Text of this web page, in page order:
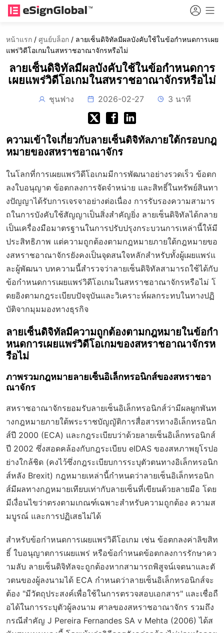
หน้าแรก / ศูนย์บล็อก / ลายเซ็นดิจิทัลมีผลบังคับใช้ในข้อกำหนดการเผย
แพร่วิดีโอเกมในสหราชอาณาจักรหรือไม่
ลายเซ็นดิจิทัลมีผลบังคับใช้ในข้อกำหนดการ
เผยแพร่วิดีโอเกมในสหราชอาณาจักรหรือไม่
ชุนฟาง 2026-02-27 3 นาที
ความเข้าใจเกี่ยวกับลายเซ็นดิจิทัลภายใต้กรอบกฎ
หมายของสหราชอาณาจักร
ในโลกที่การเผยแพร่วิดีโอเกมมีการพัฒนาอย่างรวดเร็ว ข้อตก
ลงใบอนุญาต ข้อตกลงการจัดจำหน่าย และสิทธิ์ในทรัพย์สินทา
งปัญญาได้รับการเจรจาอย่างต่อเนื่อง การรับรองความสามาร
ถในการบังคับใช้สัญญาเป็นสิ่งสำคัญยิ่ง ลายเซ็นดิจิทัลได้กลาย
เป็นเครื่องมือมาตรฐานในการปรับปรุงกระบวนการเหล่านี้ให้มี
ประสิทธิภาพ แต่ความถูกต้องตามกฎหมายภายใต้กฎหมายขอ
งสหราชอาณาจักรยังคงเป็นจุดสนใจหลักสำหรับทั้งผู้เผยแพร่แ
ละผู้พัฒนา บทความนี้สำรวจว่าลายเซ็นดิจิทัลสามารถใช้ได้กับ
ข้อกำหนดการเผยแพร่วิดีโอเกมในสหราชอาณาจักรหรือไม่ โ
ดยอิงตามกฎระเบียบปัจจุบันและวิเคราะห์ผลกระทบในทางปฏิ
บัติจากมุมมองทางธุรกิจ
ลายเซ็นดิจิทัลมีความถูกต้องตามกฎหมายในข้อกำ
หนดการเผยแพร่วิดีโอเกมของสหราชอาณาจักรห
รือไม่
ภาพรวมกฎหมายลายเซ็นอิเล็กทรอนิกส์ของสหราชอา
ณาจักร
สหราชอาณาจักรยอมรับลายเซ็นอิเล็กทรอนิกส์ว่ามีผลผูกพันท
างกฎหมายภายใต้พระราชบัญญัติการสื่อสารทางอิเล็กทรอนิก
ส์ปี 2000 (ECA) และกฎระเบียบว่าด้วยลายเซ็นอิเล็กทรอนิกส์
ปี 2002 ซึ่งสอดคล้องกับกฎระเบียบ eIDAS ของสหภาพยุโรปอ
ย่างใกล้ชิด (คงไว้ซึ่งกฎระเบียบการระบุตัวตนทางอิเล็กทรอนิก
ส์หลัง Brexit) กฎหมายเหล่านี้กำหนดว่าลายเซ็นอิเล็กทรอนิก
ส์มีผลทางกฎหมายเทียบเท่ากับลายเซ็นที่เขียนด้วยลายมือ โดย
มีเงื่อนไขว่าตรงตามเกณฑ์เฉพาะสำหรับความถูกต้อง ความส
มบูรณ์ และการปฏิเสธไม่ได้
สำหรับข้อกำหนดการเผยแพร่วิดีโอเกม เช่น ข้อตกลงค่าลิขสิท
ธิ์ ใบอนุญาตการเผยแพร่ หรือข้อกำหนดข้อตกลงการรักษาคว
ามลับ ลายเซ็นดิจิทัลจะถูกต้องหากสามารถพิสูจน์เจตนาและตั
วตนของผู้ลงนามได้ ECA กำหนดว่าลายเซ็นอิเล็กทรอนิกส์จะ
ต้อง "มีวัตถุประสงค์เพื่อใช้ในการตรวจสอบเอกสาร" และเชื่อถื
อได้ในการระบุตัวผู้ลงนาม ศาลของสหราชอาณาจักร รวมถึง
กรณีสำคัญ J Pereira Fernandes SA v Mehta (2006) ได้ส